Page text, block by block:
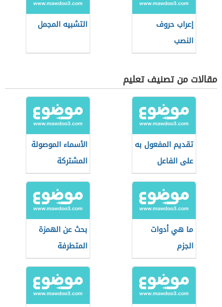
إعراب حروف
النصب
التشبيه المجمل
مقالات من تصنيف تعليم
تقديم المفعول به
على الفاعل
الأسماء الموصولة
المشتركة
ما هي أدوات
الجزم
بحث عن الهمزة
المتطرفة